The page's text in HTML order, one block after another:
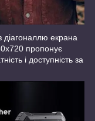
діагоналлю екрана
пропонує
і доступність за